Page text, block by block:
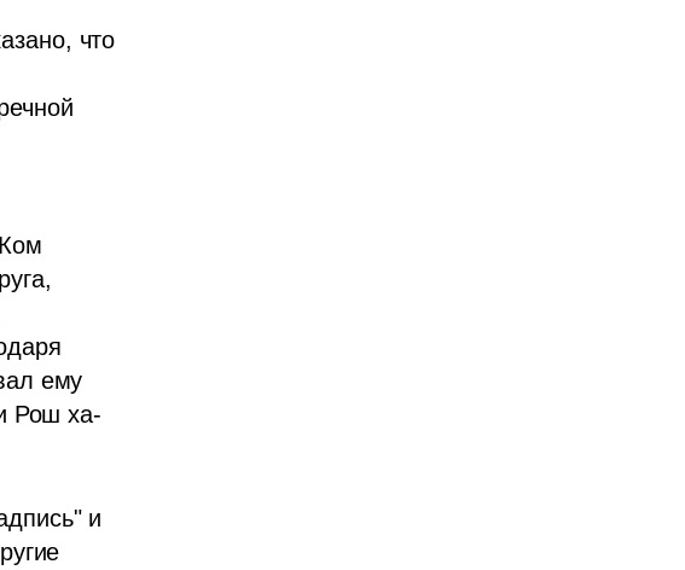
что
ему
Рош ха-
и